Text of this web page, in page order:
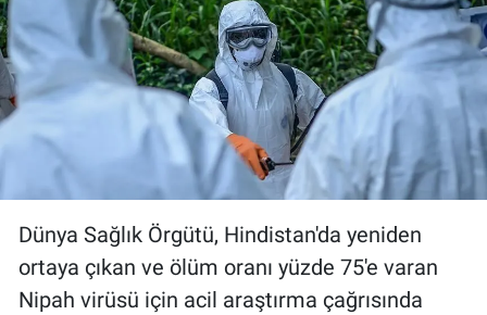
Dünya Sağlık Örgütü, Hindistan'da yeniden
ortaya çıkan ve ölüm oranı yüzde 75'e varan
Nipah virüsü için acil araştırma çağrısında